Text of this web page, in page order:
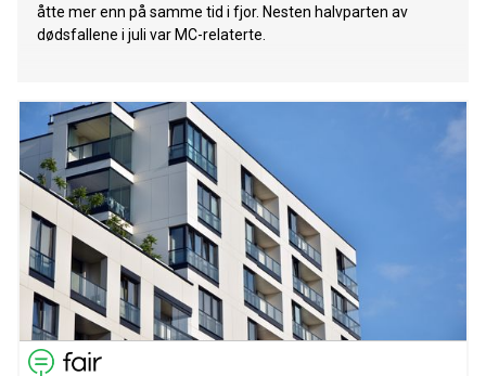
åtte mer enn på samme tid i fjor. Nesten halvparten av
dødsfallene i juli var MC-relaterte.